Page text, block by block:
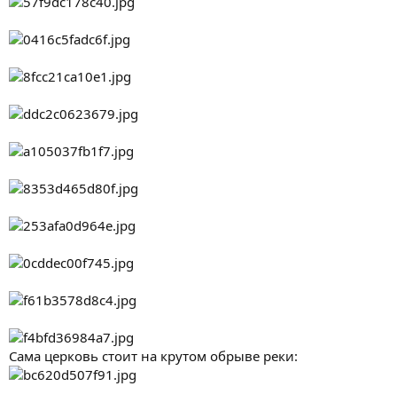
Сама церковь стоит на крутом обрыве реки: